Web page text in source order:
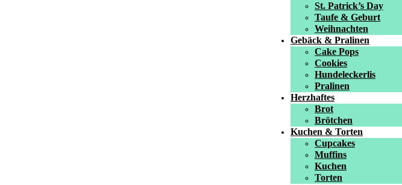
St. Patrick’s Day
Taufe & Geburt
Weihnachten
Gebäck & Pralinen
Cake Pops
Cookies
Hundeleckerlis
Pralinen
Herzhaftes
Brot
Brötchen
Kuchen & Torten
Cupcakes
Muffins
Kuchen
Torten